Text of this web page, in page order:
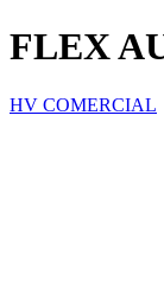
FLEX
HV COMERCIAL